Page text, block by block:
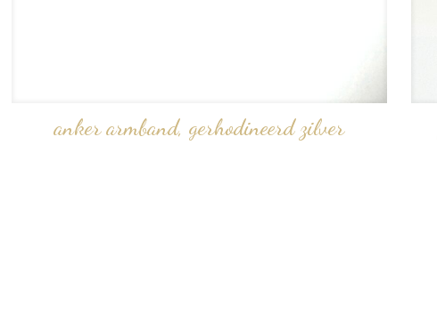
anker armband, gerhodineerd zilver